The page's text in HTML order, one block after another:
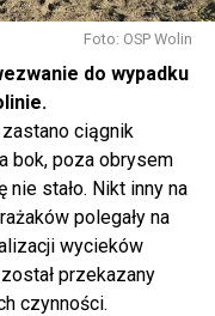
Foto: OSP Wolin
do wypadku
ciągnik
bok, poza obrysem
stało. Nikt inny na
polegały na
wycieków
przekazany
czynności.